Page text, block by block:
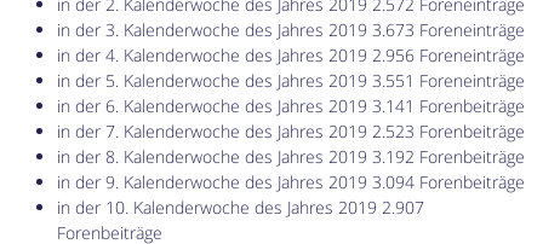
in der 2. Kalenderwoche des Jahres 2019 2.572 Foreneinträge
in der 3. Kalenderwoche des Jahres 2019 3.673 Foreneinträge
in der 4. Kalenderwoche des Jahres 2019 2.956 Foreneinträge
in der 5. Kalenderwoche des Jahres 2019 3.551 Foreneinträge
in der 6. Kalenderwoche des Jahres 2019 3.141 Forenbeiträge
in der 7. Kalenderwoche des Jahres 2019 2.523 Forenbeiträge
in der 8. Kalenderwoche des Jahres 2019 3.192 Forenbeiträge
in der 9. Kalenderwoche des Jahres 2019 3.094 Forenbeiträge
in der 10. Kalenderwoche des Jahres 2019 2.907
Forenbeiträge